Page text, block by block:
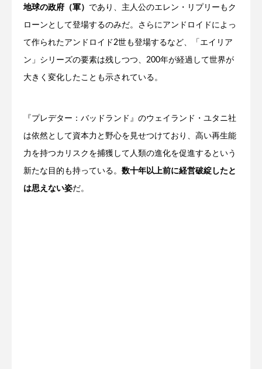
地球の政府（軍） であり、主人公のエレン・リプリーもク
ローンとして登場するのみだ。さらにアンドロイドによっ
て作られたアンドロイド2世も登場するなど、「エイリア
ン」シリーズの要素は残しつつ、200年が経過して世界が
大きく変化したことも示されている。
『プレデター：バッドランド』のウェイランド・ユタニ社
は依然として資本力と野心を見せつけており、高い再生能
力を持つカリスクを捕獲して人類の進化を促進するという
新たな目的も持っている。 数十年以上前に経営破綻したと
は思えない姿だ。